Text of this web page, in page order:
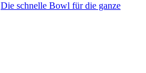
Die schnelle Bowl für die ganze